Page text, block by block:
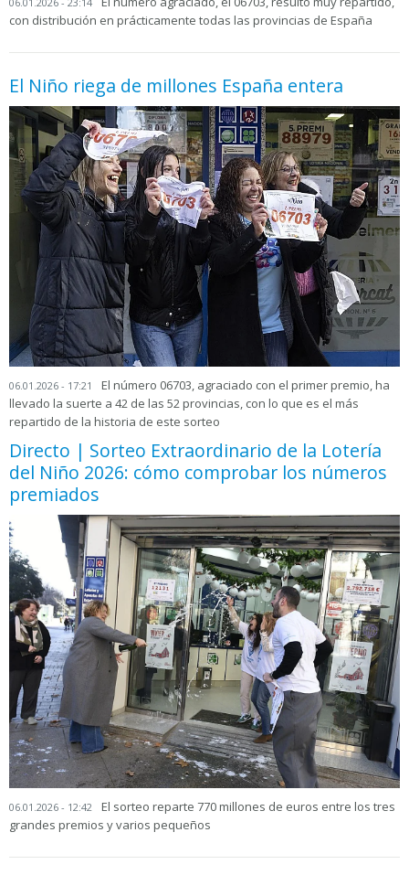
con distribución en prácticamente todas las provincias de España
El Niño riega de millones España entera
06.01.2026 - 17:21
El número 06703, agraciado con el primer premio, ha
llevado la suerte a 42 de las 52 provincias, con lo que es el más
repartido de la historia de este sorteo
Directo | Sorteo Extraordinario de la Lotería
del Niño 2026: cómo comprobar los números
premiados
06.01.2026 - 12:42
El sorteo reparte 770 millones de euros entre los tres
grandes premios y varios pequeños